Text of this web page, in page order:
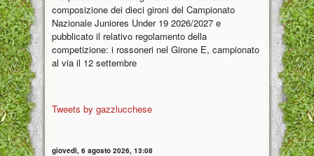
composizione dei dieci gironi del Campionato
Nazionale Juniores Under 19 2026/2027 e
pubblicato il relativo regolamento della
competizione: i rossoneri nel Girone E, campionato
al via il 12 settembre
Tweets by gazzlucchese
giovedì, 6 agosto 2026, 13:08